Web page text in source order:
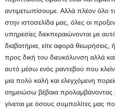
αντιμετωπίσουμε. Αλλά πλέον όλο
στην ιστοσελίδα μας, όλες οι
υπηρεσίες διεκπεραιώνονται με
διαβατήρια, είτε αφορά θεωρήσεις,
προς δική του διευκόλυνση αλλά
αυτό μέσω ενός ραντεβού που
μια πολύ καλή και ελεγχόμενη
σημειώσω βέβαια προλαμβάνοντας
γίνεται με όσους συμπολίτες μας